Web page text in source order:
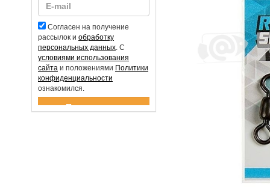
Согласен на получение
рассылок и обработку
персональных данных. С
условиями использования
сайта и положениями Политики
конфиденциальности
ознакомился.